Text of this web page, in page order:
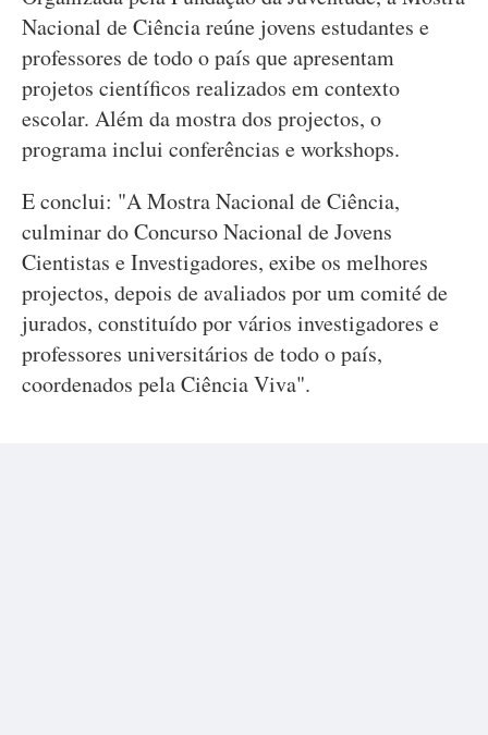
Nacional de Ciência reúne jovens estudantes e
professores de todo o país que apresentam
projetos científicos realizados em contexto
escolar. Além da mostra dos projectos, o
programa inclui conferências e workshops.
E conclui: "A Mostra Nacional de Ciência,
culminar do Concurso Nacional de Jovens
Cientistas e Investigadores, exibe os melhores
projectos, depois de avaliados por um comité de
jurados, constituído por vários investigadores e
professores universitários de todo o país,
coordenados pela Ciência Viva".